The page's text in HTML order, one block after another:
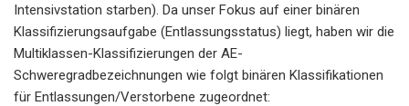
Intensivstation starben). Da unser Fokus auf einer binären
Klassifizierungsaufgabe (Entlassungsstatus) liegt, haben wir die
Multiklassen-Klassifizierungen der AE-
Schweregradbezeichnungen wie folgt binären Klassifikationen
für Entlassungen/Verstorbene zugeordnet: